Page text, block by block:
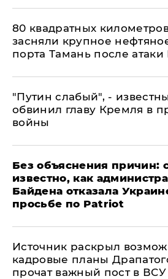
80 квадратных
засняли крупное
порта Тамань после
​"Путин слабый", -
обвинил главу Кремля в
войны
Без объяснения причин:
известно, как
Байдена отказала
просьбе по Patriot
​Источник раскрыл
кадровые планы
прочат важный пост в ВСУ